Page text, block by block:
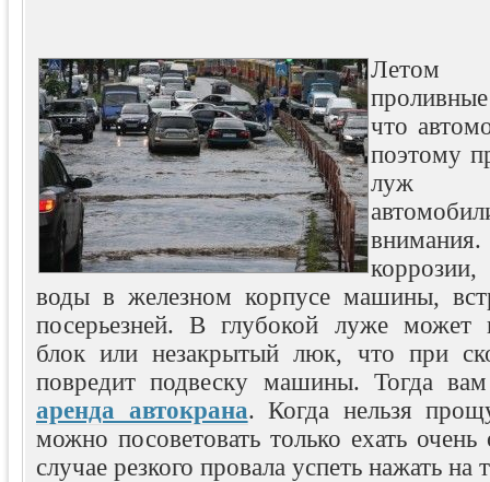
Летом
что
поэтому
луж
воды в железном корпусе машины,
посерьезней.В глубокой луже может
блок или незакрытый люк, что при
повредит подвеску машины. Тогда вам
аренда автокрана. Когда нельзя
можно посоветовать только ехать
случае резкого провала успеть нажать на